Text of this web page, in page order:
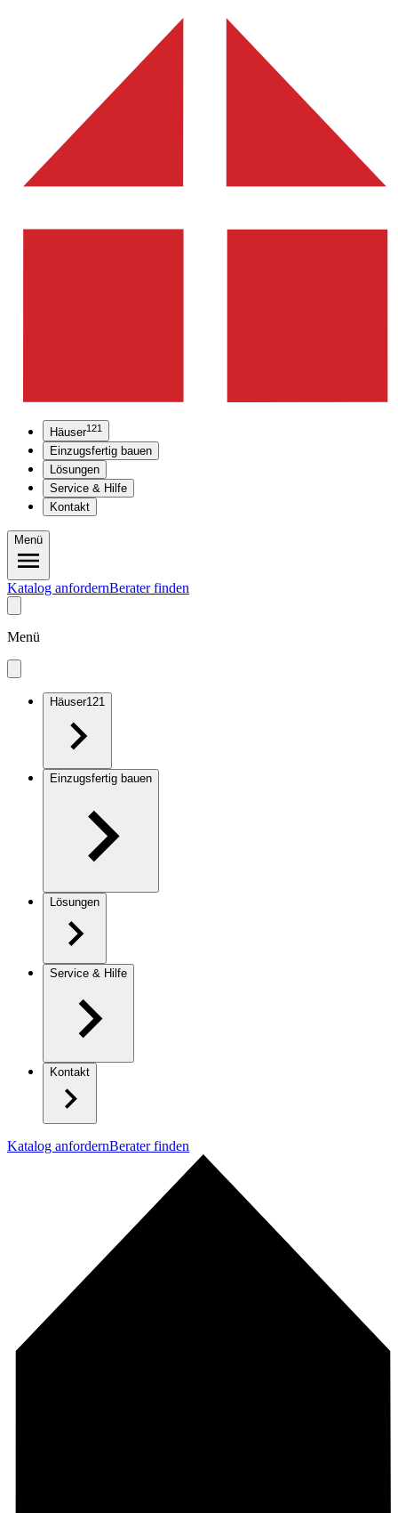
Häuser121
Einzugsfertig bauen
Lösungen
Service & Hilfe
Kontakt
Menü
Katalog anfordernBerater finden
Menü
Häuser121
Einzugsfertig bauen
Lösungen
Service & Hilfe
Kontakt
Katalog anfordernBerater finden